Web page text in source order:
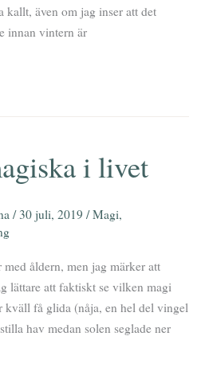
kallt, även om jag inser att det
innan vintern är
i livet
/ 30 juli, 2019 /Magi,
åldern, men jag märker att
lättare att faktiskt se vilken magi
kväll få glida (nåja, en hel del vingel
hav medan solen seglade ner